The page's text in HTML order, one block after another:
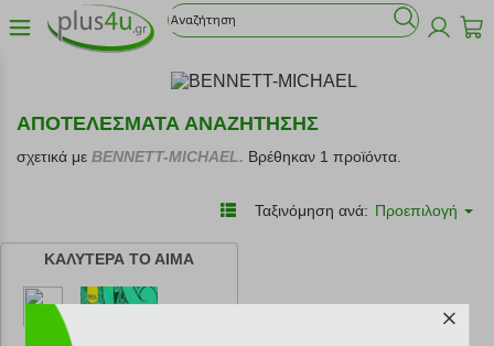
ΑΠΟΤΕΛΕΣΜΑΤΑ ΑΝΑΖΗΤΗΣΗΣ
σχετικά με BENNETT-MICHAEL. Βρέθηκαν 1 προϊόντα.
Ταξινόμηση ανά: Προεπιλογή
ΚΑΛΥΤΕΡΑ ΤΟ ΑΙΜΑ